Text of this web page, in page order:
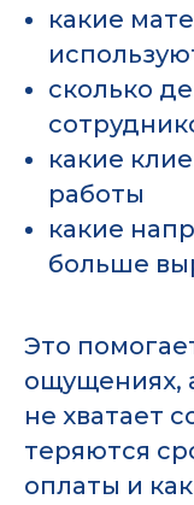
какие
сколько
какие
работы
какие
больше
Это
ощущениях,
не хватает
теряются
оплаты и